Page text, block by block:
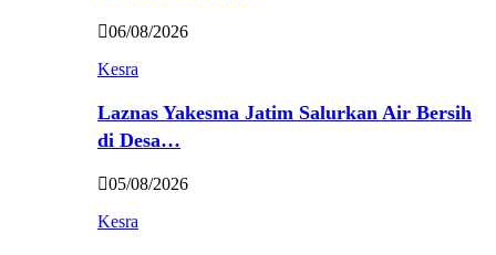
06/08/2026
Kesra
Laznas Yakesma Jatim Salurkan Air Bersih
di Desa…
05/08/2026
Kesra